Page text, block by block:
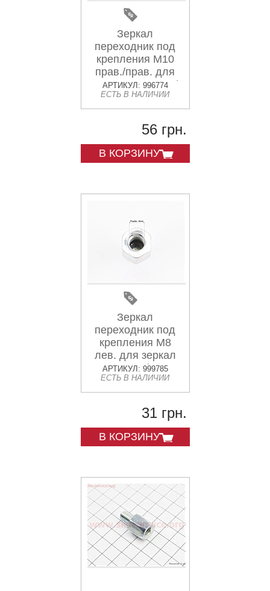
Зеркал
переходник под
крепления М10
прав./прав. для
зеркал М8 прав./
прав. к-кт 2шт
АРТИКУЛ: 996774
ЕСТЬ В НАЛИЧИИ
56 грн.
В КОРЗИНУ
Зеркал
переходник под
крепления М8
лев. для зеркал
М8 прав. (одна
сторона)
АРТИКУЛ: 999785
ЕСТЬ В НАЛИЧИИ
31 грн.
В КОРЗИНУ